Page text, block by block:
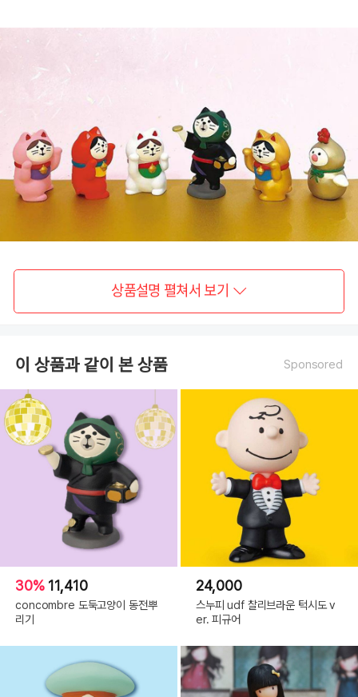
상품설명 펼쳐서 보기
이 상품과 같이 본 상품 Sponsored
30% 11,410
concombre 도둑고양이 동전뿌
리기
24,000
스누피 udf 찰리브라운 턱시도 v
er. 피규어